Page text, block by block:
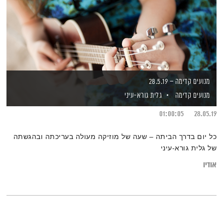
מנועים קדימה – 28.5.19
מנועים קדימה
גלית גורא-עיני
28.05.19
01:00:05
כל יום בדרך הביתה – שעה של מוזיקה מעולה בעריכתה ובהגשתה
של גלית גורא-עיני
אודיו